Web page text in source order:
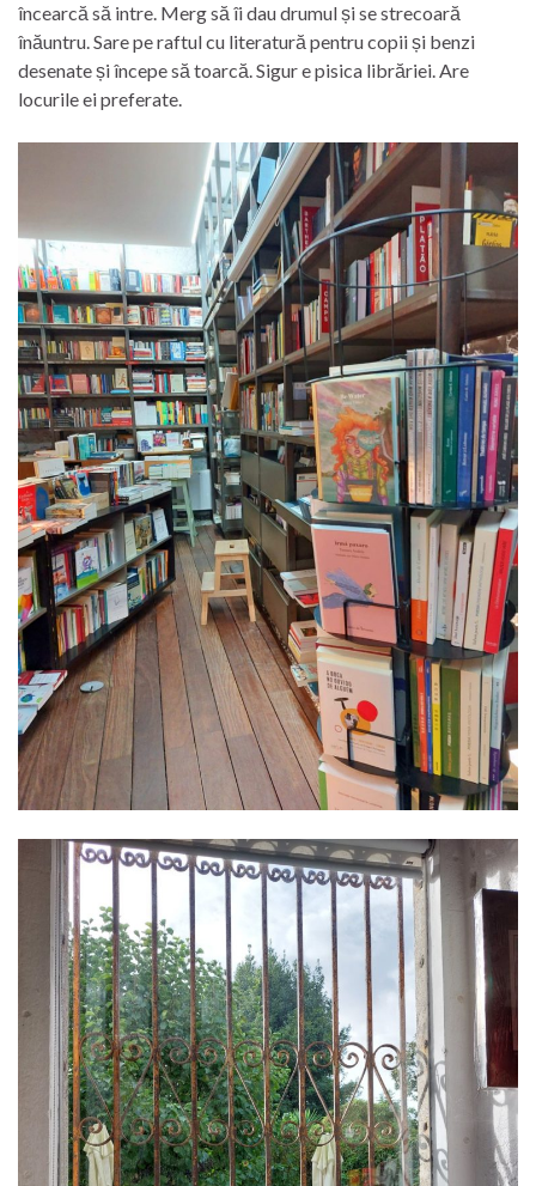
încearcă să intre. Merg să îi dau drumul și se strecoară
înăuntru. Sare pe raftul cu literatură pentru copii și benzi
desenate și începe să toarcă. Sigur e pisica librăriei. Are
locurile ei preferate.